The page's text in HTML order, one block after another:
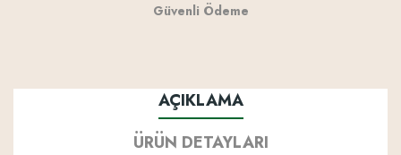
Güvenli Ödeme
AÇIKLAMA
ÜRÜN DETAYLARI